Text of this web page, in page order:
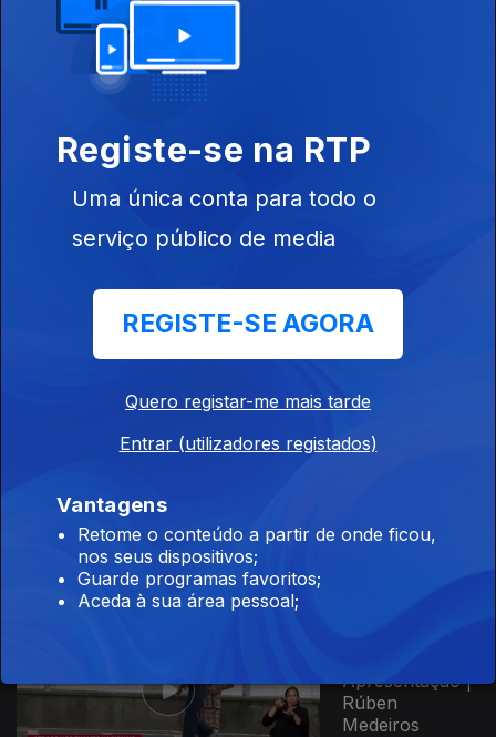
Dulce Vieira
Apresentação |
Rúben
Medeiros
Medeiros
Apresentação |
Rúben
Medeiros
Registe-se na RTP
Uma única conta para todo o
serviço público de media
REGISTE-SE AGORA
Quero registar-me mais tarde
Entrar (utilizadores registados)
Vantagens
Retome o conteúdo a partir de onde ficou,
nos seus dispositivos;
Guarde programas favoritos;
Aceda à sua área pessoal;